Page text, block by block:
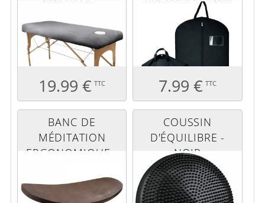
CONFORT PLUS -
ÉPONGE - GRIS
19.99 € TTC
100 CM - NOIR
7.99 € TTC
BANC DE
MÉDITATION
ERGONOMIQUE -
COUSSIN
D'ÉQUILIBRE -
NOIR